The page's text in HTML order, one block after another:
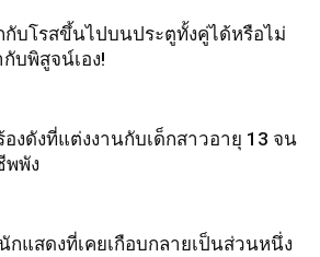
กับโรสขึ้นไปบนประตูทั้งคู่ได้หรือไม่
กับพิสูจน์เอง!
องดังที่แต่งงานกับเด็กสาวอายุ 13 จน
พพัง
กแสดงที่เคยเกือบกลายเป็นส่วนหนึ่ง